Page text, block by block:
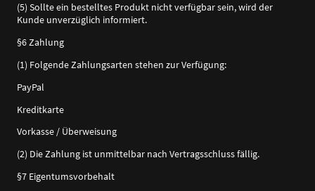
(5) Sollte ein bestelltes Produkt nicht verfügbar sein, wird der
Kunde unverzüglich informiert.
§6 Zahlung
(1) Folgende Zahlungsarten stehen zur Verfügung:
PayPal
Kreditkarte
Vorkasse / Überweisung
(2) Die Zahlung ist unmittelbar nach Vertragsschluss fällig.
§7 Eigentumsvorbehalt